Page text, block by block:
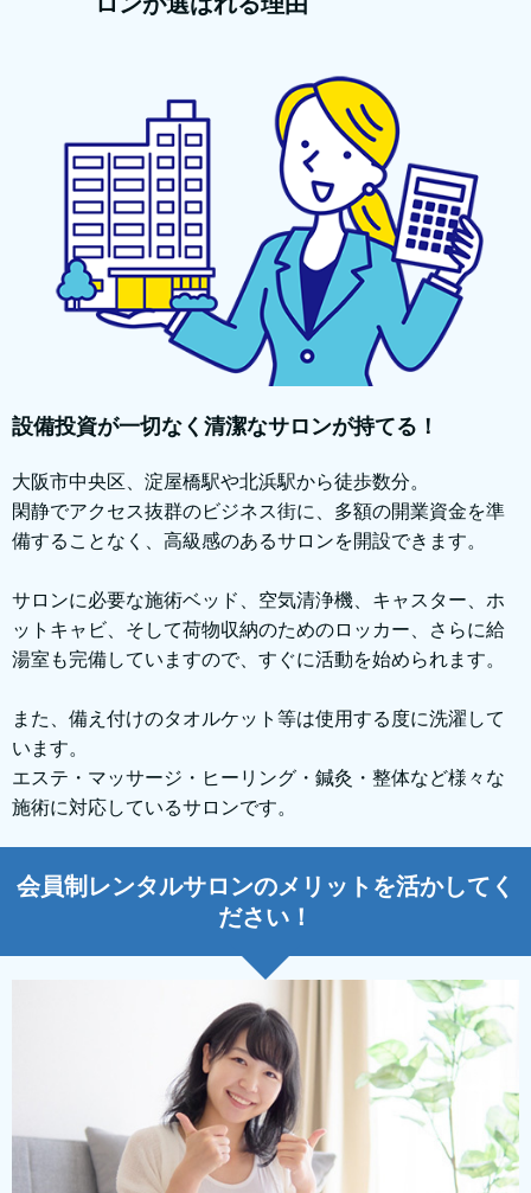
設備投資が一切なく清潔なサロンが持てる！
大阪市中央区、淀屋橋駅や北浜駅から徒歩数分。
閑静でアクセス抜群のビジネス街に、多額の開業資金を準
備することなく、高級感のあるサロンを開設できます。
サロンに必要な施術ベッド、空気清浄機、キャスター、ホ
ットキャビ、そして荷物収納のためのロッカー、さらに給
湯室も完備していますので、すぐに活動を始められます。
また、備え付けのタオルケット等は使用する度に洗濯して
います。
エステ・マッサージ・ヒーリング・鍼灸・整体など様々な
施術に対応しているサロンです。
会員制レンタルサロンのメリットを活かしてく
ださい！